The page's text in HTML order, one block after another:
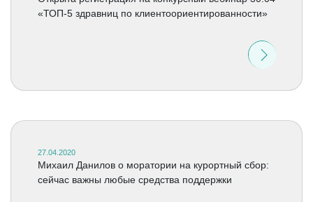
«ТОП-5 здравниц по клиентоориентированности»
27.04.2020
Михаил Данилов о моратории на курортный сбор:
сейчас важны любые средства поддержки